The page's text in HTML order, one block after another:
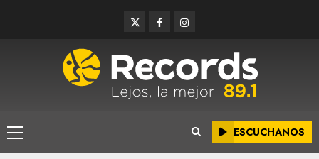
TwitterFacebookInstagram
Menú
principal
ESCUCHANOS